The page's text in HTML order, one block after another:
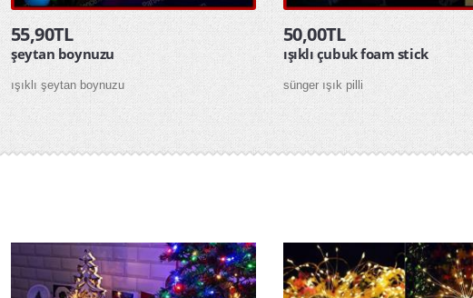
55,90TL
şeytan boynuzu
ışıklı şeytan boynuzu
50,00TL
ışıklı çubuk foam stick
sünger ışık pilli